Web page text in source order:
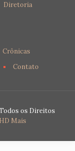
Diretoria
Crônicas
Contato
os Direitos
HD Mais